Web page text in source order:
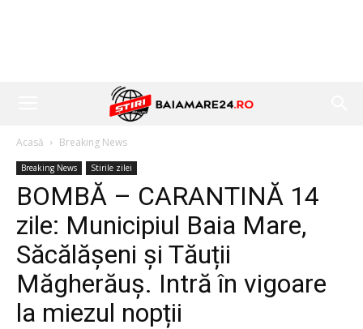
Acasă Breaking News
Breaking News Stirile zilei
BOMBĂ – CARANTINĂ 14
zile: Municipiul Baia Mare,
Săcălășeni și Tăuții
Măgherăuș. Intră în vigoare
la miezul nopții